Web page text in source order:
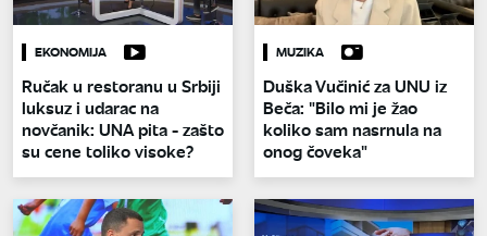
EKONOMIJA
Ručak u restoranu u Srbiji
luksuz i udarac na
novčanik: UNA pita - zašto
su cene toliko visoke?
MUZIKA
Duška Vučinić za UNU iz
Beča: "Bilo mi je žao
koliko sam nasrnula na
onog čoveka"